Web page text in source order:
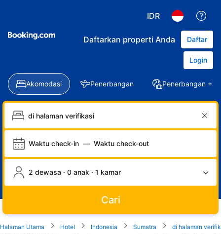
IDR
Daftarkan properti Anda Daftar
Login
Akomodasi Penerbangan Penerbangan +
Waktu check-in — Waktu check-out
2 dewasa · 0 anak · 1 kamar
Cari
Halaman Utama Hotel Indonesia Sumatra
di halaman